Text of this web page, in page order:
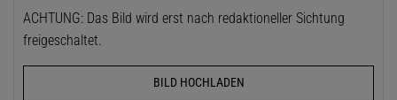
ACHTUNG: Das Bild wird erst nach redaktioneller Sichtung
freigeschaltet.
BILD HOCHLADEN